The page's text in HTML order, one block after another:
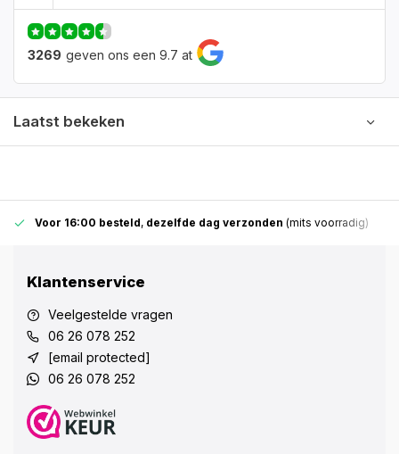
3269 geven ons een 9.7 at
Laatst bekeken
Voor 16:00 besteld, dezelfde dag verzonden (mits voorradig)
Klantenservice
Veelgestelde vragen
06 26 078 252
[email protected]
06 26 078 252